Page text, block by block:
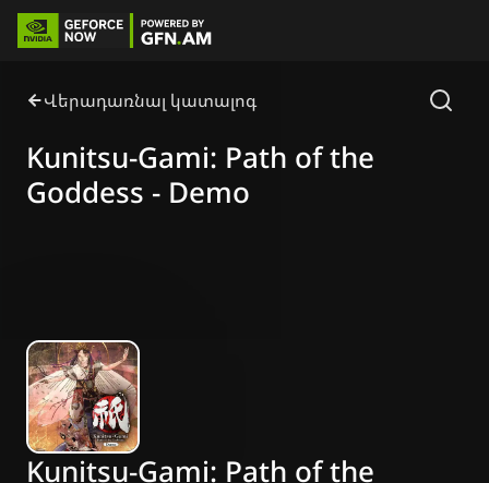
Վերադառնալ կատալոգ
Kunitsu-Gami: Path of the
Goddess - Demo
Kunitsu-Gami: Path of the